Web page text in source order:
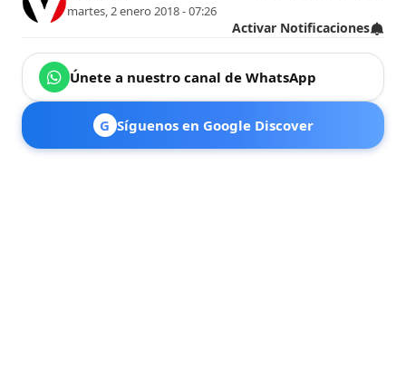
martes, 2 enero 2018 - 07:26
Activar Notificaciones
Únete a nuestro canal de WhatsApp
G Síguenos en Google Discover